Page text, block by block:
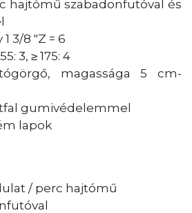
hajtómű szabadonfutóval és
3/8 "Z = 6
3, ≥ 175: 4
magassága 5 cm-
gumivédelemmel
lapok
/ perc hajtómű